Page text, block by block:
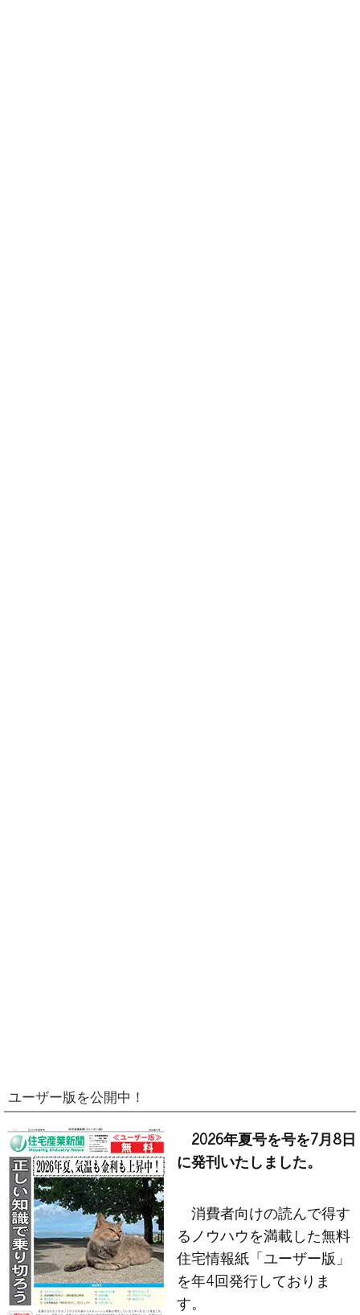
ユーザー版を公開中！
2026年夏号を号を7月8日
に発刊いたしました。
消費者向けの読んで得す
るノウハウを満載した無料
住宅情報紙「ユーザー版」
を年4回発行しておりま
す。